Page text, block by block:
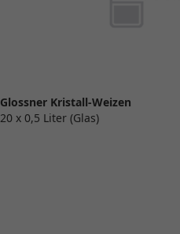
Glossner Kristall-Weizen
20 x 0,5 Liter (Glas)